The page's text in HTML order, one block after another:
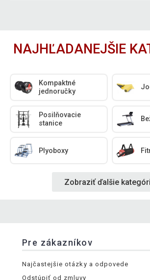
NAJHĽADANEJŠIE
Kompaktné
jednoručky
Posilňovacie
stanice
Plyoboxy
Zobraziť ďalšie
Pre zákazníkov
Najčastejšie otázky a odpovede
Odstúpiť od zmluvy